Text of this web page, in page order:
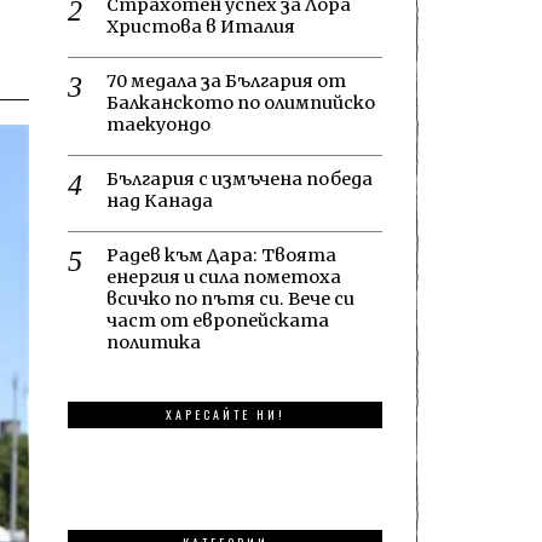
Страхотен успех за Лора
Христова в Италия
70 медала за България от
Балканското по олимпийско
таекуондо
България с измъчена победа
над Канада
Радев към Дара: Твоята
енергия и сила пометоха
всичко по пътя си. Вече си
част от европейската
политика
ХАРЕСАЙТЕ НИ!